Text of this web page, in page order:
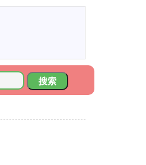
搜索